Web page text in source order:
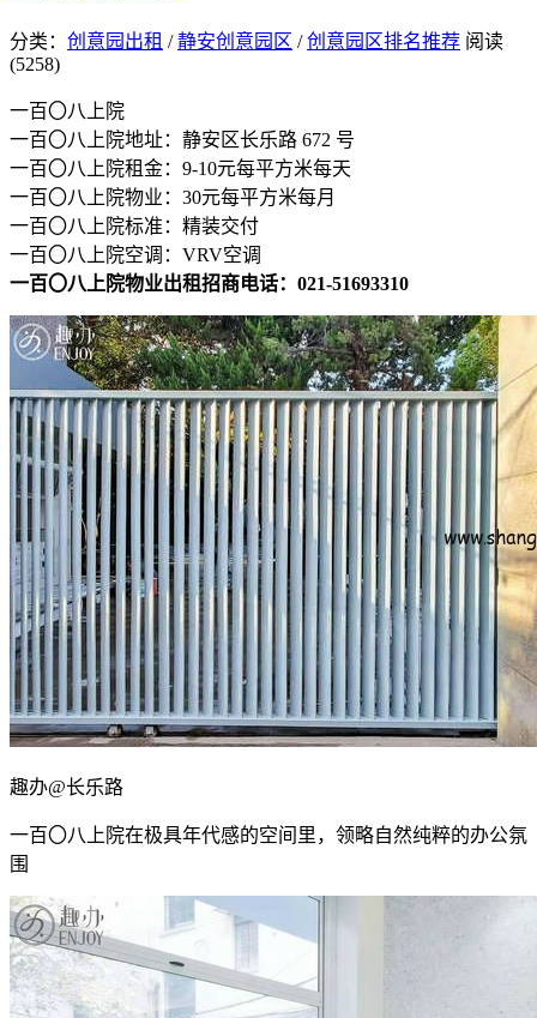
分类： 创意园出租 /静安创意园区 /创意园区排名推荐 阅读
(5258)
一百〇八上院
一百〇八上院地址：静安区长乐路 672 号
一百〇八上院租金：9-10元每平方米每天
一百〇八上院物业：30元每平方米每月
一百〇八上院标准：精装交付
一百〇八上院空调：VRV空调
一百〇八上院物业出租招商电话：021-51693310
趣办@长乐路
一百〇八上院在极具年代感的空间里，领略自然纯粹的办公氛
围